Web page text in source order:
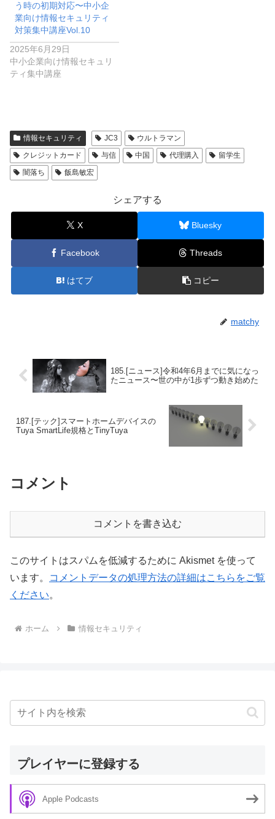
う時の初期対応〜中小企
業向け情報セキュリティ
対策集中講座Vol.10
2025年6月29日
中小企業向け情報セキュリ
ティ集中講座
情報セキュリティ JC3
ウルトラマン
クレジットカード
与信 中国 代理購入
留学生
闇落ち
飯島敏宏
シェアする
X Bluesky
Facebook Threads
はてブ コピー
matchy
185.[ニュース]令和4年6月までに気になっ
たニュース〜世の中が1歩ずつ動き始めた
187.[テック]スマートホームデバイスの
Tuya SmartLife規格とTinyTuya
コメント
コメントを書き込む
このサイトはスパムを低減するために Akismet を使って
います。
コメントデータの処理方法の詳細はこちらをご覧
ください。
ホーム 情報セキュリティ
プレイヤーに登録する
Apple Podcasts